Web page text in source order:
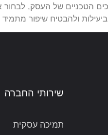
הטכניים של העסק,
ולהבטיח שיפור
שירותי החברה
תמיכה עסקית